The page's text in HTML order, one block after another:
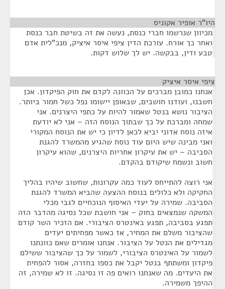
היו"ר אופיר אקוניס
מכיוון שנרשמו חברי כנסת, נעשה את זה בשיטת חבר כנסת
ואחר כך אורח. עורכת הדין ציפי איסר איציק, מנכ"לית אדם
טבע ודין, בבקשה. יש לך שלוש דקות.
ציפי איסר איציק
אנחנו כמובן מברכים על הכוונה לקדם את חוק הפיקדון. אכן
חשבנו, ועודנו חושבים, שבאופן יישומו נפל כשל חמור ביותר.
הציבור נושא בנטל שאמור להיות על כתפי היצרנים. אני
שמחה ומברכת על כך שבתוך הנוסח הזה – אני לא יודעת
איזה נוסח אדוני יביא לכאן לדיון כי יש את הנוסח המקורי
ואני מבינה שיש היום עוד נוסח שהגיע מהמשרד להגנת
הסביבה – יש את עיקרון אחריות היצרנים, שהוא עיקרון
חשוב ונשמח שיקודם בהקדם.
אני רוצה להתייחס לעוד כמה עקרונות, שחשוב שיהיו בהליך
החקיקה ולא כלולים בנוסח ההצעה שהביא המשרד להגנת
הסביבה. שמירה על יעדי האיסוף הנוכחיים לגבי מכלי
המשקה שנמצאים בחוק – אני חושבת שכל נסיגה מהדבר הזה
תפגע בסביבה, תפגע באינטרס הציבורי. אם הזכיר השר קודם
שהציבור משלם את המחיר, אז כאשר מפחיתים יעדים
מגדילים את הנטל על הציבור. אנחנו אומרים שאם כוונתנו
לשמור על האינטרס הציבורי, לשמור על כך שהציבור ששילם
פיקדון ומשתתף בנטל יקבל את כספו בחזרה, אסור להפחית
את היעדים. מה שאנחנו רואים פה זו נסיגה. זו לא שמירה, זה
ההיפך משמירה.